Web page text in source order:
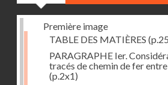
Première image
TABLE DES MATIÈRES
PARAGRAPHE Ier.
tracés de chemin de fer
(p.2x1)